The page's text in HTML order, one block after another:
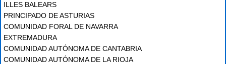
ILLES BALEARS
PRINCIPADO DE ASTURIAS
COMUNIDAD FORAL DE NAVARRA
EXTREMADURA
COMUNIDAD AUTÓNOMA DE CANTABRIA
COMUNIDAD AUTÓNOMA DE LA RIOJA